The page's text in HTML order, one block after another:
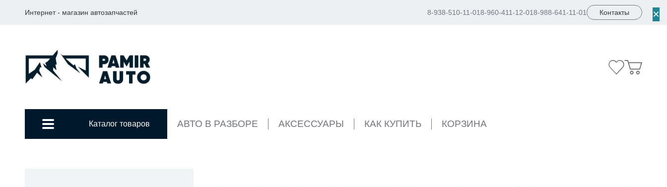
Интернет - магазин автозапчастей 8-938-510-11-018-960-411-12-018-988-641-11-01 Контакты
Каталог товаров АВТО В РАЗБОРЕ АКСЕССУАРЫ КАК КУПИТЬ КОРЗИНА
×